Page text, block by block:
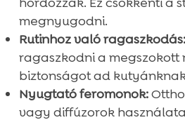
megnyugodni.
Rutinhoz való ragaszkodás:
ragaszkodni a megszokott
biztonságot ad
Nyugtató feromonok:
vagy diffúzorok